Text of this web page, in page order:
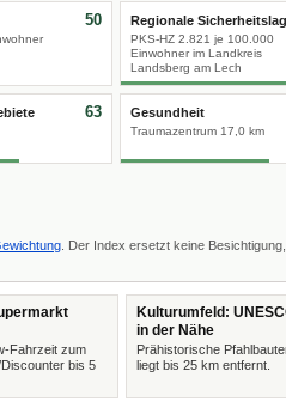
50 Regionale
PKS-HZ 2.821 je 100.000
Einwohner im Landkreis
Landsberg am Lech
63 Gesundheit
Traumazentrum 17,0 km
. Der Index ersetzt keine
Fahrzeit zum
bis 5
Kulturumfeld:
in der Nähe
Prähistorische
liegt bis 25 km entfernt.